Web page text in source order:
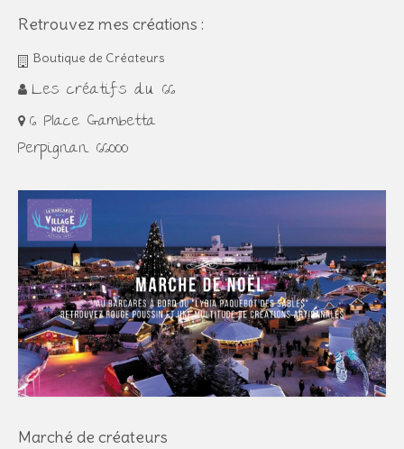
Retrouvez mes créations :
Boutique de Créateurs
Les créatifs du 66
6 Place Gambetta
Perpignan 66000
Marché de créateurs